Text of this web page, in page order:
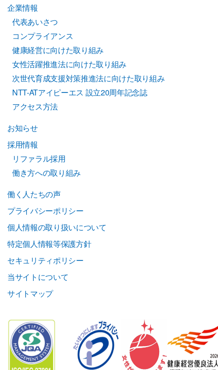
企業情報
代表あいさつ
コンプライアンス
健康経営に向けた取り組み
女性活躍推進法に向けた取り組み
次世代育成支援対策推進法に向けた取り組み
NTT-ATアイピーエス 設立20周年記念誌
アクセス方法
お知らせ
採用情報
リファラル採用
働き方への取り組み
働く人たちの声
プライバシーポリシー
個人情報の取り扱いについて
特定個人情報等保護方針
セキュリティポリシー
当サイトについて
サイトマップ